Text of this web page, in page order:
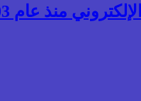
منذ عام 2003